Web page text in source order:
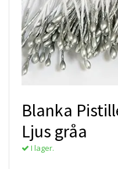
Blanka
Ljus gråa
I lager.